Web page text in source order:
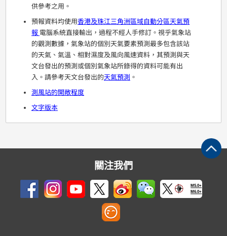
供參考之用。
預報資料均使用香港及珠江三角洲區域自動分區天氣預
報 電腦系統直接輸出，過程不經人手修訂。視乎氣象站
的觀測數據，氣象站的個別天氣要素預測最多包含該站
的天氣、氣溫、相對濕度及風向風速資料，其預測與天
文台發出的預測或個別氣象站所錄得的資料可能有出
入。請參考天文台發出的天氣預測 。
測風站的開敞程度
文字版本
關注我們
M5.0+
M6.0+